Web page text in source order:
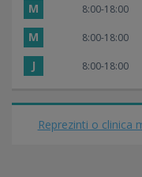
M 8:00-18:00
M 8:00-18:00
J 8:00-18:00
Reprezinti o clinica